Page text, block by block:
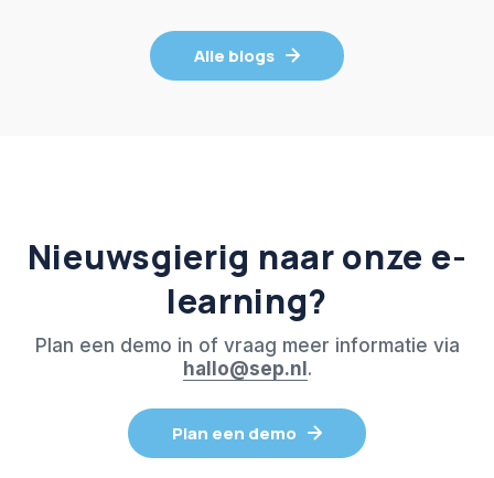
Alle blogs
Nieuwsgierig naar onze e-
learning?
Plan een demo in of vraag meer informatie via
hallo@sep.nl.
Plan een demo